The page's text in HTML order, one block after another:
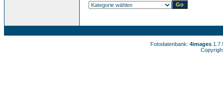
Fotodatenbank: 4images